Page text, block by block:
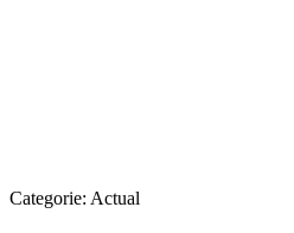
Categorie: Actual